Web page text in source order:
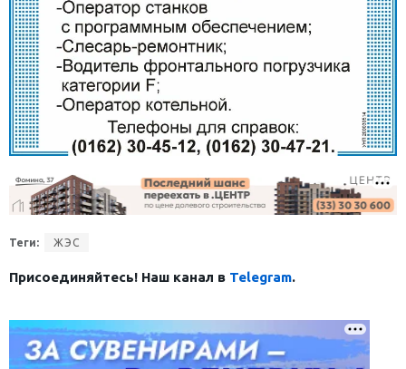
Теги: ЖЭС
Присоединяйтесь! Наш канал в Telegram.